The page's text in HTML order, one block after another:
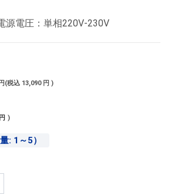
源電圧：単相220V-230V
円(税込 13,090 円 )
円 )
: 1～5）